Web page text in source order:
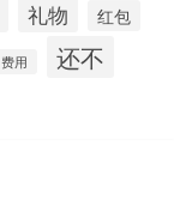
礼物 红包
费用 还不